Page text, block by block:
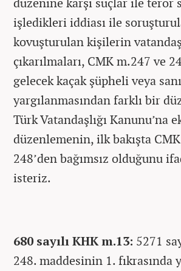
işledikleri iddiası ile
kovuşturulan kişilerin
çıkarılmaları, CMK m.247 ve
gelecek kaçak şüpheli veya
yargılanmasından farklı bir
Türk Vatandaşlığı Kanunu’na
düzenlemenin, ilk bakışta
248’den bağımsız olduğunu
isteriz.
680 sayılı KHK m.13: 5271
248. maddesinin 1. fıkrasında